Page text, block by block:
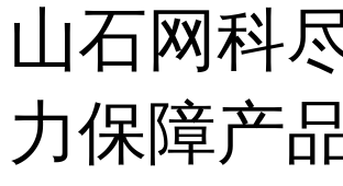
山石网科
力保障产